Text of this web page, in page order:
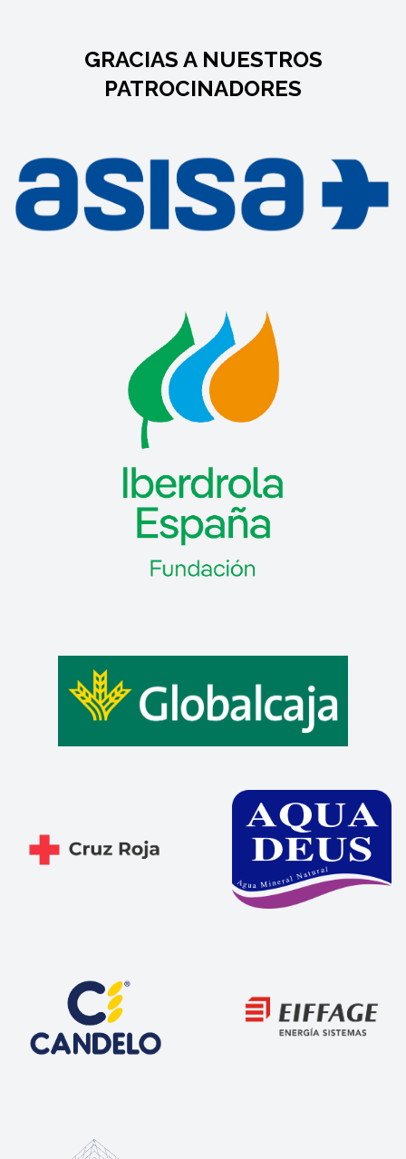
GRACIAS A NUESTROS
PATROCINADORES